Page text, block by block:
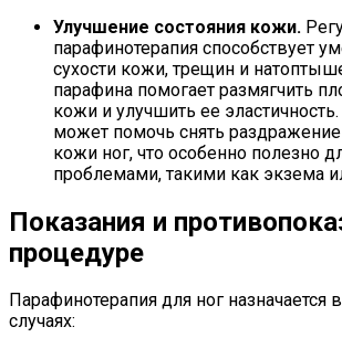
Улучшение состояния кожи.
парафинотерапия способствует
сухости кожи, трещин и
парафина помогает размягчить
кожи и улучшить ее
может помочь снять
кожи ног, что особенно полезно
проблемами, такими как экзема
Показания и
процедуре
Парафинотерапия для ног
случаях: